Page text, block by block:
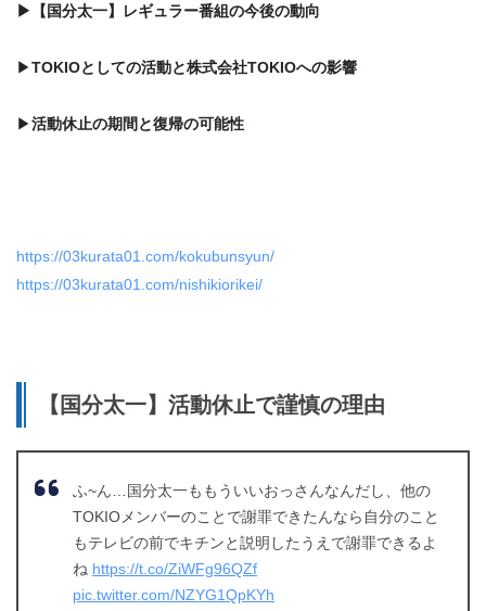
▶ 【国分太一】レギュラー番組の今後の動向
▶TOKIOとしての活動と株式会社TOKIOへの影響
▶活動休止の期間と復帰の可能性
https://03kurata01.com/kokubunsyun/
https://03kurata01.com/nishikiorikei/
【国分太一】活動休止で謹慎の理由
ふ~ん…国分太一ももういいおっさんなんだし、他の
TOKIOメンバーのことで謝罪できたんなら自分のこと
もテレビの前でキチンと説明したうえで謝罪できるよ
ね https://t.co/ZiWFg96QZf
pic.twitter.com/NZYG1QpKYh